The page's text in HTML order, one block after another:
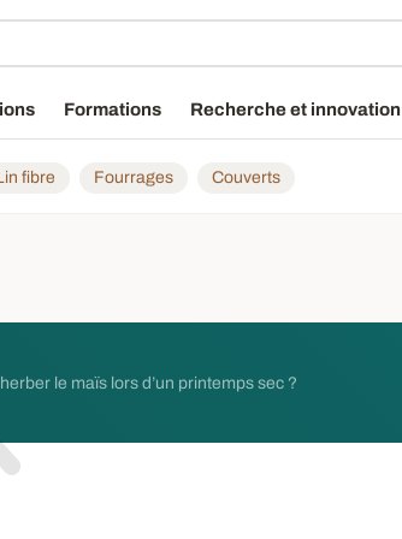
Formations Recherche et innovation
fibre Fourrages Couverts
le maïs lors d’un printemps sec ?